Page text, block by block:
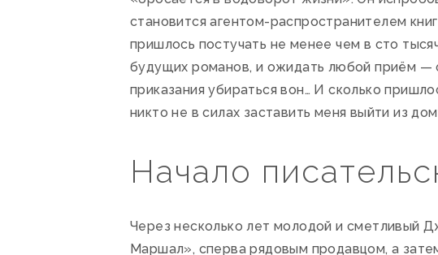
становится агентом-распространителем
пришлось постучать не менее чем в сто
будущих романов, и ожидать любой приём —
приказания убираться вон… И сколько
никто не в силах заставить меня выйти из
Начало
Через несколько лет молодой и сметливый
Маршал», сперва рядовым продавцом, а